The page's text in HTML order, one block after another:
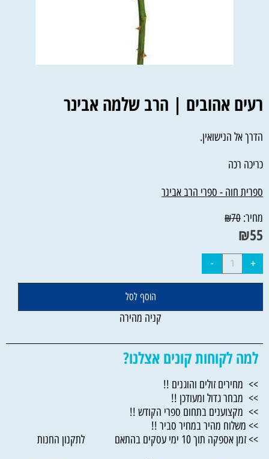
רעים אהובים | הרב שלמה אבינר
הדרך אל הנישואין.
כריכה רכה
ספרית חוה - ספרי הרב אבינר
מחיר:
₪70
₪55
הוסף לסל
קניה מהירה
למה לקוחות קונים אצלנו?
>> מחירים זולים והוגנים !!
>> מבחר גדול ומעודכן !!
>> מקצוענים בתחום ספרי הקודש !!
>> משלוח מהיר במחיר סביר !!
>> זמן אספקה תוך 10 ימי עסקים בהתאם לתקנון החנות